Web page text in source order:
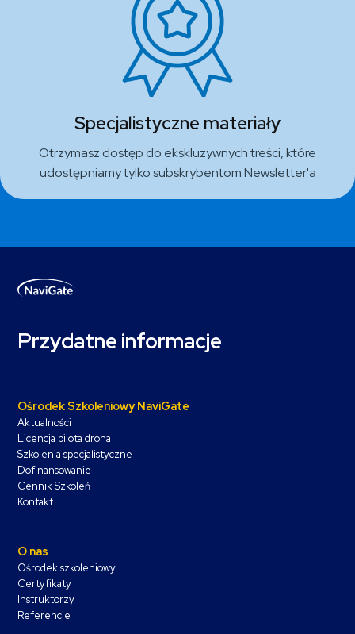
Specjalistyczne materiały
Otrzymasz dostęp do ekskluzywnych treści, które
udostępniamy tylko subskrybentom Newsletter'a
Przydatne informacje
Ośrodek Szkoleniowy NaviGate
Aktualności
Licencja pilota drona
Szkolenia specjalistyczne
Dofinansowanie
Cennik Szkoleń
Kontakt
O nas
Ośrodek szkoleniowy
Certyfikaty
Instruktorzy
Referencje